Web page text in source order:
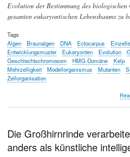
Evolution der Bestimmung des biologischen
gesamten eukaryontischen Lebensbaums zu
Tags
Algen
Braunalgen DNA Ectocarpus
Entwicklungsmuster
Eukaryonten Evolution
Geschlechtschromosom
HMG-Domäne Kelp
Mehrzelligkeit
Modellorganismus Mutanten
Zellorganisation
Die Großhirnrinde
anders als künstliche